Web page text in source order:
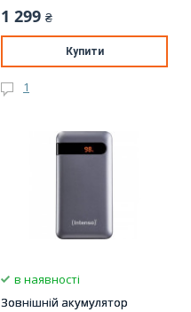
1 299 ₴
Купити
1
в наявності
Зовнішній акумулятор